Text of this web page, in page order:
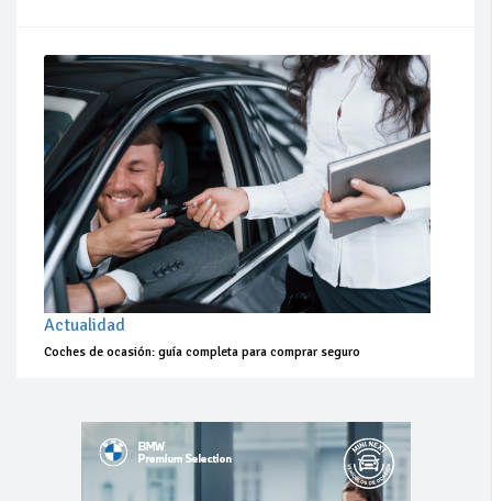
Actualidad
Coches de ocasión: guía completa para comprar seguro